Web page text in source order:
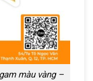
màu vàng –